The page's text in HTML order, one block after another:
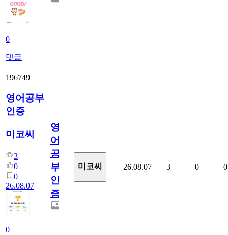
0
댓글
196749
영어공부
인증
미코씨
3
0
0
26.08.07
0
영
어
공
부
인
증
미코씨 26.08.07 3 0 0